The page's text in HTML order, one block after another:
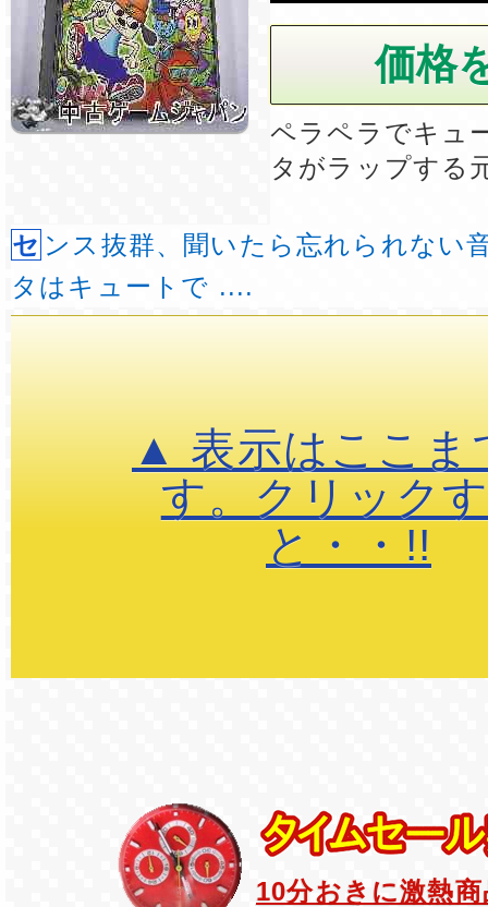
ペラペラでキュ
タがラップする
センス抜群、聞いたら忘れられない音楽、 キャラク
タはキュートで ....
▲ 表示はここま
す。クリック
と・・!!
10分おきに激熱